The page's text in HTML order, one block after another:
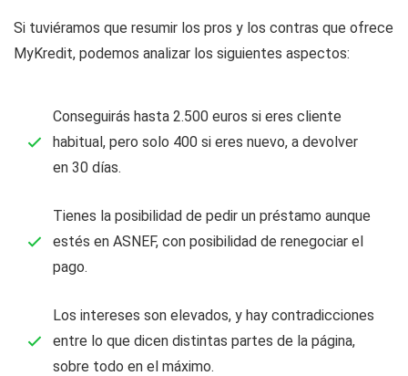
Si tuviéramos que resumir los pros y los contras que ofrece
MyKredit, podemos analizar los siguientes aspectos:
Conseguirás hasta 2.500 euros si eres cliente
habitual, pero solo 400 si eres nuevo, a devolver
en 30 días.
Tienes la posibilidad de pedir un préstamo aunque
estés en ASNEF, con posibilidad de renegociar el
pago.
Los intereses son elevados, y hay contradicciones
entre lo que dicen distintas partes de la página,
sobre todo en el máximo.